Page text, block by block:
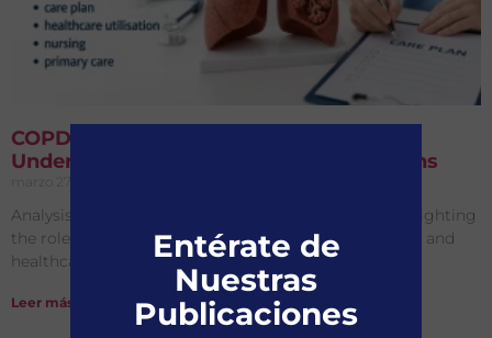
COPD Management in Primary Care:
Underutilisation of Nursing Consultations
marzo 27, 2026
Analysis of COPD management in primary care highlighting
the role and underutilisation of nursing consultations and
healthcare utilisation patterns in real-world patients.
Leer más »
Entérate de
Nuestras
Publicaciones